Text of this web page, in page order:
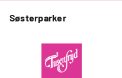
Søsterparker